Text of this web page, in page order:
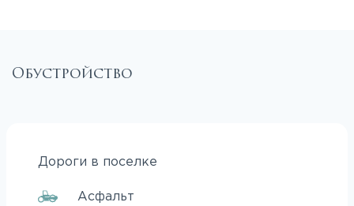
Обустройство
Дороги в поселке
Асфальт